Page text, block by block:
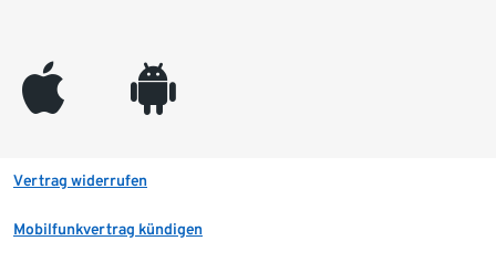
appleinc android
Vertrag widerrufen
Mobilfunkvertrag kündigen